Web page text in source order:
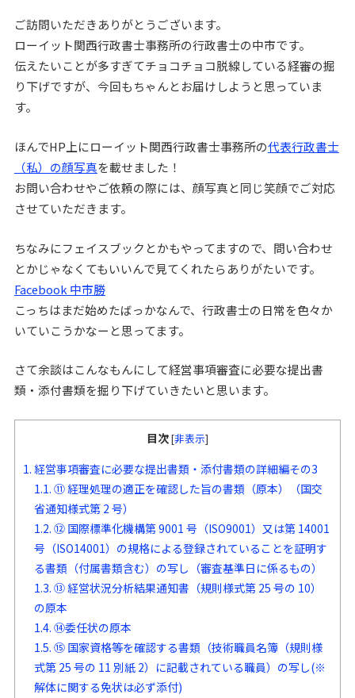
ご訪問いただきありがとうございます。
ローイット関西行政書士事務所の行政書士の中市です。
伝えたいことが多すぎてチョコチョコ脱線している経審の掘
り下げですが、今回もちゃんとお届けしようと思っていま
す。
ほんでHP上にローイット関西行政書士事務所の代表行政書士
（私）の顔写真を載せました！
お問い合わせやご依頼の際には、顔写真と同じ笑顔でご対応
させていただきます。
ちなみにフェイスブックとかもやってますので、問い合わせ
とかじゃなくてもいいんで見てくれたらありがたいです。
Facebook 中市勝
こっちはまだ始めたばっかなんで、行政書士の日常を色々か
いていこうかなーと思ってます。
さて余談はこんなもんにして経営事項審査に必要な提出書
類・添付書類を掘り下げていきたいと思います。
目次[非表示]
1. 経営事項審査に必要な提出書類・添付書類の詳細編その3
1.1. ⑪ 経理処理の適正を確認した旨の書類（原本）（国交
省通知様式第 2 号）
1.2. ⑫ 国際標準化機構第 9001 号（ISO9001）又は第 14001
号（ISO14001）の規格による登録されていることを証明す
る書類（付属書類含む）の写し（審査基準日に係るもの）
1.3. ⑬ 経営状況分析結果通知書（規則様式第 25 号の 10）
の原本
1.4. ⑭委任状の原本
1.5. ⑮ 国家資格等を確認する書類（技術職員名簿（規則様
式第 25 号の 11 別紙 2）に記載されている職員）の写し(※
解体に関する免状は必ず添付)